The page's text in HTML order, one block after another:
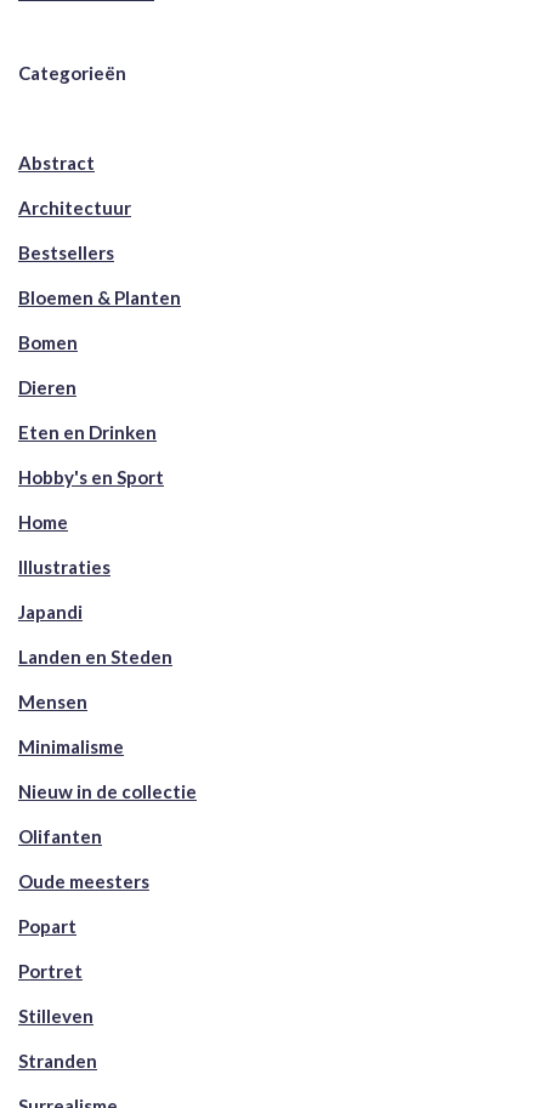
Categorieën
Abstract
Architectuur
Bestsellers
Bloemen & Planten
Bomen
Dieren
Eten en Drinken
Hobby's en Sport
Home
Illustraties
Japandi
Landen en Steden
Mensen
Minimalisme
Nieuw in de collectie
Olifanten
Oude meesters
Popart
Portret
Stilleven
Stranden